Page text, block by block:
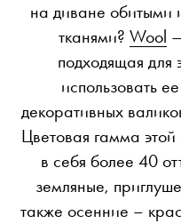
на диване обитыми
тканями? Wool
подходящая для
использовать
декоративных
Цветовая гамма
в себя более 40
земляные,
также осенние –